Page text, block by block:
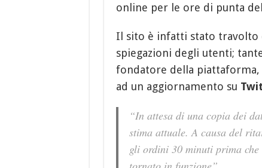
online per le ore di punta
Il sito è infatti stato travolto
spiegazioni degli utenti;
fondatore della piattaforma,
ad un aggiornamento su
“In attesa di una copia dei
stima attuale. A causa del
gli ordini 30 minuti prima